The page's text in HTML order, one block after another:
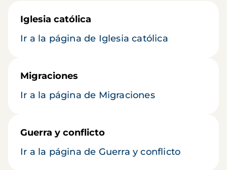
Iglesia católica
Ir a la página de Iglesia católica
Migraciones
Ir a la página de Migraciones
Guerra y conflicto
Ir a la página de Guerra y conflicto